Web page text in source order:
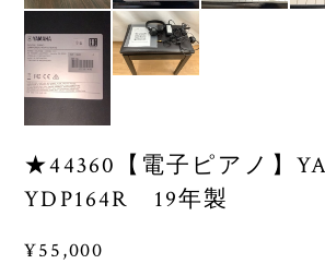
★44360【電子ピアノ】
YDP164R 19年製
¥55,000